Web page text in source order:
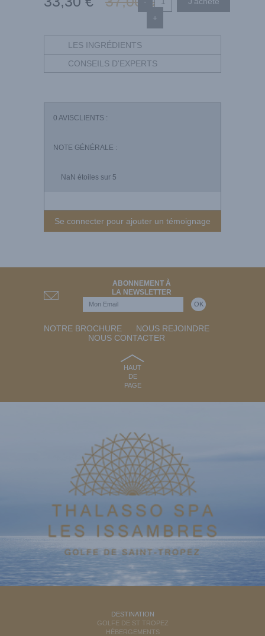
+
LES INGRÉDIENTS
CONSEILS D'EXPERTS
0 AVISCLIENTS :
NOTE GÉNÉRALE :
NaN étoiles sur 5
Se connecter pour ajouter un témoignage
ABONNEMENT À
LA NEWSLETTER
NOTRE BROCHURE
NOUS REJOINDRE
NOUS CONTACTER
HAUT
DE
PAGE
DESTINATION
GOLFE DE ST TROPEZ
HÉBERGEMENTS